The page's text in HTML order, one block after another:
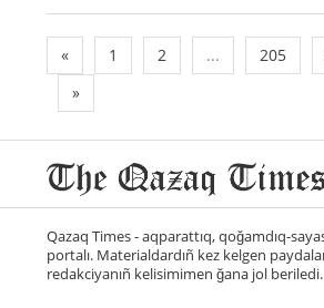
« 1 2 ... 205
»
Qazaq Times - aqparattıq, qoğamdıq-
portalı. Materialdardıñ kez kelgen
redakciyanıñ kelisimimen ğana jol beriledi.